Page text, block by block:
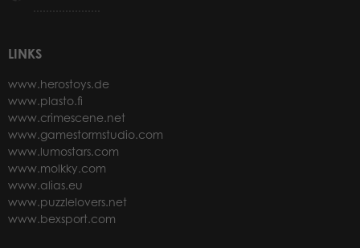
LINKS
www.herostoys.de
www.plasto.fi
www.crimescene.net
www.gamestormstudio.com
www.lumostars.com
www.molkky.com
www.alias.eu
www.puzzlelovers.net
www.bexsport.com